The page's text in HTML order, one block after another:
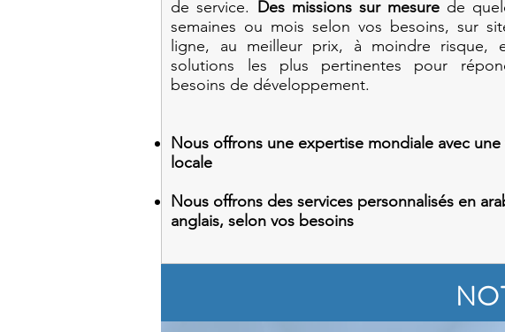
de service. Des missions sur mesurede
semaines ou mois selon vos besoins, sur
ligne, au meilleur prix, à moindre risque,
solutions les plus pertinentes pour
besoins de développement.
Nous offrons une expertise mondiale avec une
locale
Nous offrons des services personnalisés en
anglais,selon vos besoins